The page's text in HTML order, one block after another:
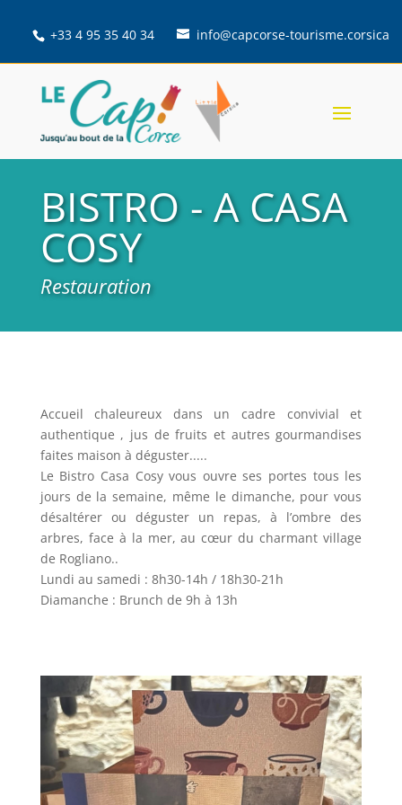
+33 4 95 35 40 34 info@capcorse-tourisme.corsica
BISTRO - A CASA
COSY
Restauration
Accueil chaleureux dans un cadre convivial et
authentique , jus de fruits et autres gourmandises
faites maison à déguster.....
Le Bistro Casa Cosy vous ouvre ses portes tous les
jours de la semaine, même le dimanche, pour vous
désaltérer ou déguster un repas, à l’ombre des
arbres, face à la mer, au cœur du charmant village
de Rogliano..
Lundi au samedi : 8h30-14h / 18h30-21h
Diamanche : Brunch de 9h à 13h